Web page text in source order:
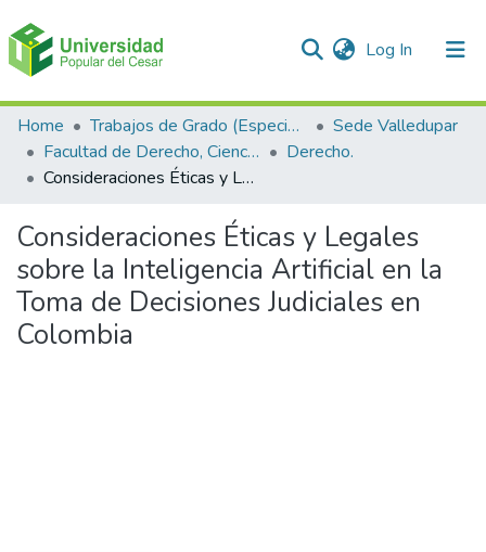
Log In (current)
Communities & Collections
All of DSpace
Home Trabajos de Grado (Especializaciones y Pregrados)
Sede Valledupar
Facultad de Derecho, Ciencias Políticas y Sociales.
Derecho.
Consideraciones Éticas y Legales sobre la Inteligencia Artificial en la Toma de Decisiones Judiciales en Colombia
Consideraciones Éticas y Legales
sobre la Inteligencia Artificial en la
Toma de Decisiones Judiciales en
Colombia